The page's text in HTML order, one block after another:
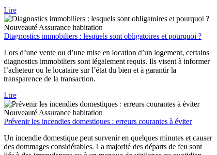
Lire
Nouveauté Assurance habitation
Diagnostics immobiliers : lesquels sont obligatoires et pourquoi ?
Lors d’une vente ou d’une mise en location d’un logement, certains
diagnostics immobiliers sont légalement requis. Ils visent à informer
l’acheteur ou le locataire sur l’état du bien et à garantir la
transparence de la transaction.
Lire
Nouveauté Assurance habitation
Prévenir les incendies domestiques : erreurs courantes à éviter
Un incendie domestique peut survenir en quelques minutes et causer
des dommages considérables. La majorité des départs de feu sont